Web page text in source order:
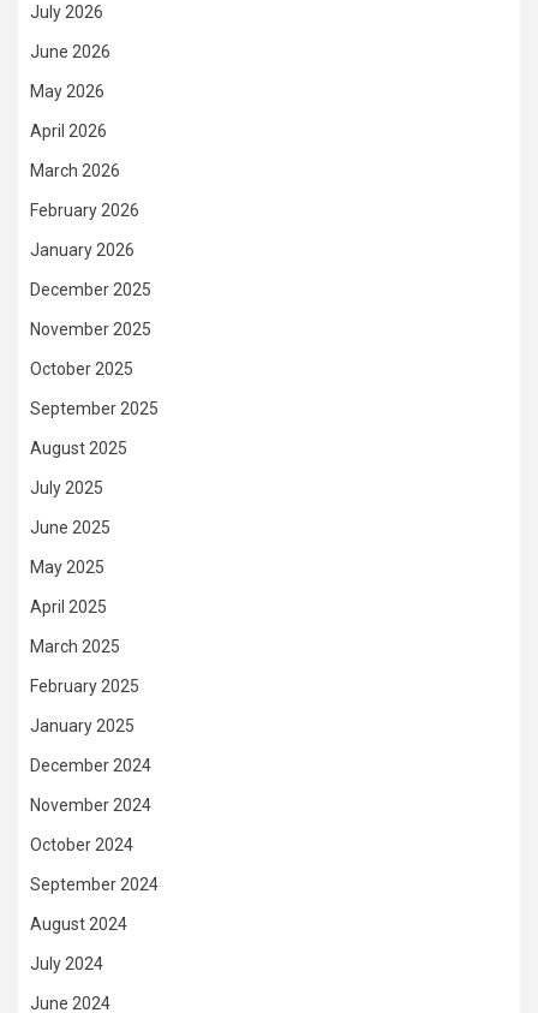
July 2026
June 2026
May 2026
April 2026
March 2026
February 2026
January 2026
December 2025
November 2025
October 2025
September 2025
August 2025
July 2025
June 2025
May 2025
April 2025
March 2025
February 2025
January 2025
December 2024
November 2024
October 2024
September 2024
August 2024
July 2024
June 2024